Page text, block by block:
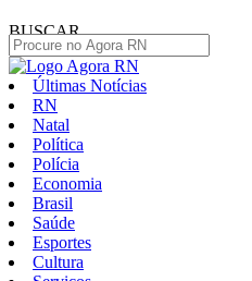
BUSCAR
Últimas Notícias
RN
Natal
Política
Polícia
Economia
Brasil
Saúde
Esportes
Cultura